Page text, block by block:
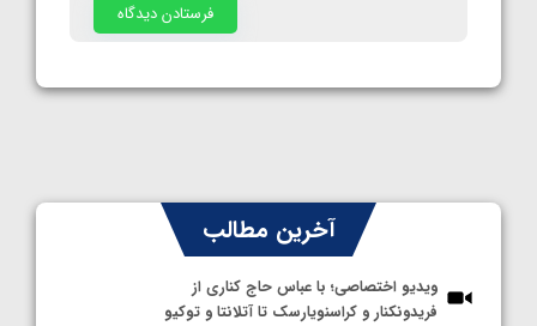
آخرین مطالب
ویدیو اختصاصی؛ با عباس حاج کناری از
فریدونکنار و کراسنویارسک تا آتلانتا و توکیو